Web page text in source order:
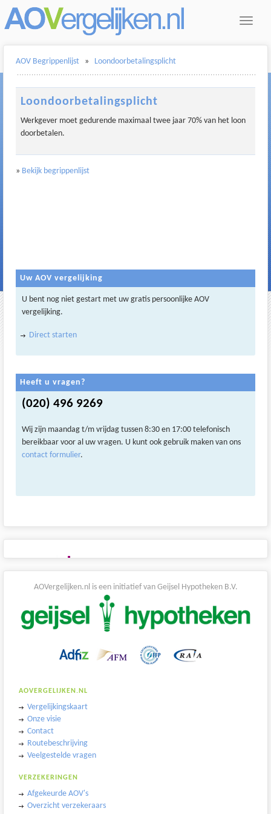
Toggle
AOV Begrippenlijst » Loondoorbetalingsplicht
Loondoorbetalingsplicht
Werkgever moet gedurende maximaal twee jaar 70% van het loon
doorbetalen.
» Bekijk begrippenlijst
Uw AOV vergelijking
U bent nog niet gestart met uw gratis persoonlijke AOV
vergelijking.
Direct starten
Heeft u vragen?
(020) 496 9269
Wij zijn maandag t/m vrijdag tussen 8:30 en 17:00 telefonisch
bereikbaar voor al uw vragen. U kunt ook gebruik maken van ons
contact formulier.
AOVergelijken.nl is een initiatief van Geijsel Hypotheken B.V.
AOVERGELIJKEN.NL
Vergelijkingskaart
Onze visie
Contact
Routebeschrijving
Veelgestelde vragen
VERZEKERINGEN
Afgekeurde AOV's
Overzicht verzekeraars